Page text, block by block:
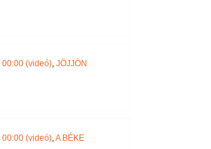
00:00 (videó), JÖJJÖN
00:00 (videó),A BÉKE